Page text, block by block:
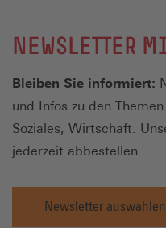
NEWSLETTER
Bleiben Sie informiert:
und Infos zu den
Soziales, Wirtschaft.
jederzeit abbestellen.
Newsletter auswählen